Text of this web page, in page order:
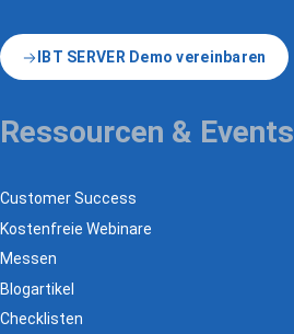
IBT SERVER Demo vereinbaren
Ressourcen & Events
Customer Success
Kostenfreie Webinare
Messen
Blogartikel
Checklisten